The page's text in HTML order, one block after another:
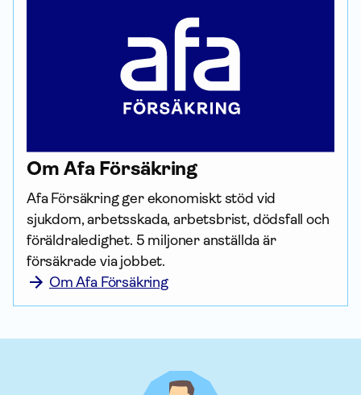
Om Afa För­säkring
Afa För­säkring ger ekonomiskt stöd vid
sjukdom, arbetsskada, arbetsbrist, dödsfall och
föräldraledighet. 5 miljoner anställda är
försäkrade via jobbet.
Om Afa Försäkring